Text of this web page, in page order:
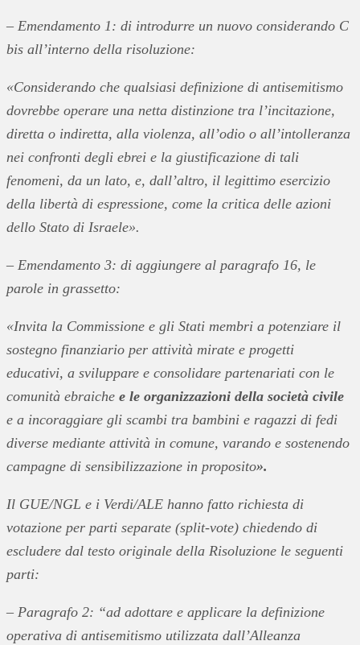
– Emendamento 1: di introdurre un nuovo considerando C
bis all’interno della risoluzione:
«Considerando che qualsiasi definizione di antisemitismo
dovrebbe operare una netta distinzione tra l’incitazione,
diretta o indiretta, alla violenza, all’odio o all’intolleranza
nei confronti degli ebrei e la giustificazione di tali
fenomeni, da un lato, e, dall’altro, il legittimo esercizio
della libertà di espressione, come la critica delle azioni
dello Stato di Israele».
– Emendamento 3: di aggiungere al paragrafo 16, le
parole in grassetto:
«Invita la Commissione e gli Stati membri a potenziare il
sostegno finanziario per attività mirate e progetti
educativi, a sviluppare e consolidare partenariati con le
comunità ebraiche e le organizzazioni della società civile
e a incoraggiare gli scambi tra bambini e ragazzi di fedi
diverse mediante attività in comune, varando e sostenendo
campagne di sensibilizzazione in proposito».
Il GUE/NGL e i Verdi/ALE hanno fatto richiesta di
votazione per parti separate (split-vote) chiedendo di
escludere dal testo originale della Risoluzione le seguenti
parti:
– Paragrafo 2: “ad adottare e applicare la definizione
operativa di antisemitismo utilizzata dall’Alleanza